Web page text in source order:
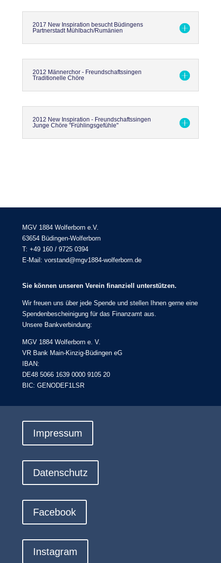
2017 New Inspiration besucht Büdingens
Partnerstadt Mühlbach/Rumänien
2012 Männerchor - Freundschaftssingen
Traditionelle Chöre
2012 New Inspiration - Freundschaftssingen
Junge Chöre "Frühlingsgefühle"
MGV 1884 Wolferborn e.V.
63654 Büdingen-Wolferborn
T: +49 160 / 9725 0394
E-Mail: vorstand@mgv1884-wolferborn.de
Sie können unseren Verein finanziell unterstützen.
Wir freuen uns über jede Spende und stellen Ihnen gerne eine
Spendenbescheinigung für das Finanzamt aus.
Unsere Bankverbindung:
MGV 1884 Wolferborn e. V.
VR Bank Main-Kinzig-Büdingen eG
IBAN:
DE48 5066 1639 0000 9105 20
BIC: GENODEF1LSR
Impressum
Datenschutz
Facebook
Instagram